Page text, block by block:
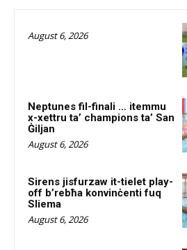
August 6, 2026
Neptunes fil-finali … itemmu
x-xettru ta’ champions ta’ San
Ġiljan
August 6, 2026
Sirens jisfurzaw it-tielet play-
off b’rebħa konvinċenti fuq
Sliema
August 6, 2026